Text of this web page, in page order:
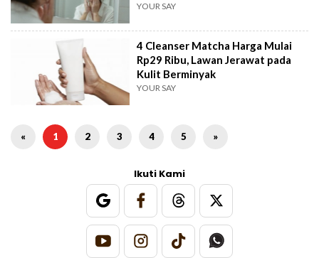
YOUR SAY
4 Cleanser Matcha Harga Mulai
Rp29 Ribu, Lawan Jerawat pada
Kulit Berminyak
YOUR SAY
« 1 2 3 4 5 »
Ikuti Kami